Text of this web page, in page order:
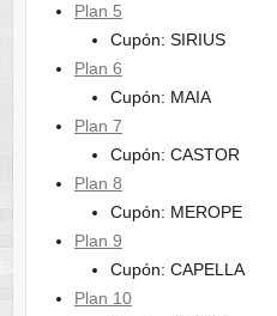
Plan 5
Cupón: SIRIUS
Plan 6
Cupón: MAIA
Plan 7
Cupón: CASTOR
Plan 8
Cupón: MEROPE
Plan 9
Cupón: CAPELLA
Plan 10